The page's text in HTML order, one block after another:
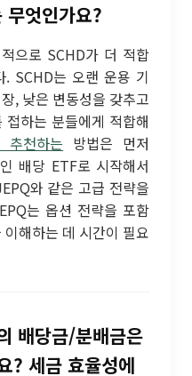
엇인가요?
으로 SCHD가 더 적합
SCHD는 오랜 운용 기
, 낮은 변동성을 갖추고
하는 분들에게 적합해
추천하는 방법은 먼저
배당 ETF로 시작해서
와 같은 고급 전략을
는 옵션 전략을 포함
해하는 데 시간이 필요
배당금/분배금은
? 세금 효율성에